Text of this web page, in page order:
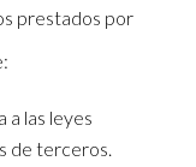
prestados por
a las leyes
de terceros.